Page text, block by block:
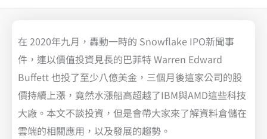
在 2020年九月，轟動一時的 Snowflake IPO新聞事
件，連以價值投資見長的巴菲特 Warren Edward
Buffett 也投了至少八億美金，三個月後這家公司的股
價持續上漲，竟然水漲船高超越了IBM與AMD這些科技
大廠。本文不談投資，但是會帶大家來了解資料倉儲在
雲端的相關應用，以及發展的趨勢。